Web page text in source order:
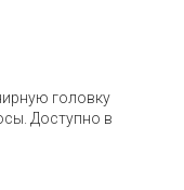
головку
Доступно в